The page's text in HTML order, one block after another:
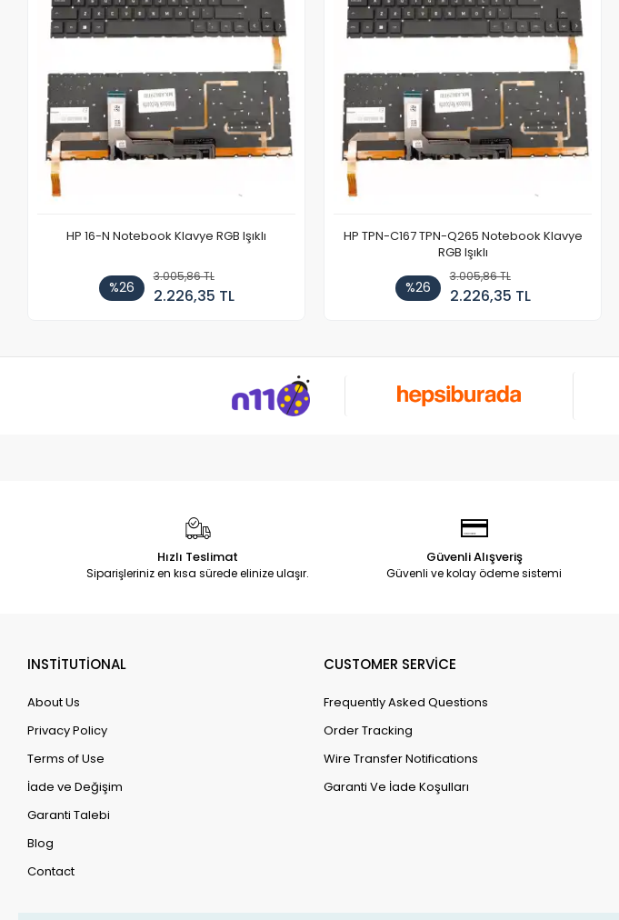
HP 16-N Notebook Klavye RGB Işıklı
%26
3.005,86 TL
2.226,35 TL
HP TPN-C167 TPN-Q265 Notebook Klavye
RGB Işıklı
%26
3.005,86 TL
2.226,35 TL
Hızlı Teslimat
Siparişleriniz en kısa sürede elinize ulaşır.
Güvenli Alışveriş
Güvenli ve kolay ödeme sistemi
INSTİTUTİONAL
About Us
Privacy Policy
Terms of Use
İade ve Değişim
Garanti Talebi
Blog
Contact
CUSTOMER SERVİCE
Frequently Asked Questions
Order Tracking
Wire Transfer Notifications
Garanti Ve İade Koşulları